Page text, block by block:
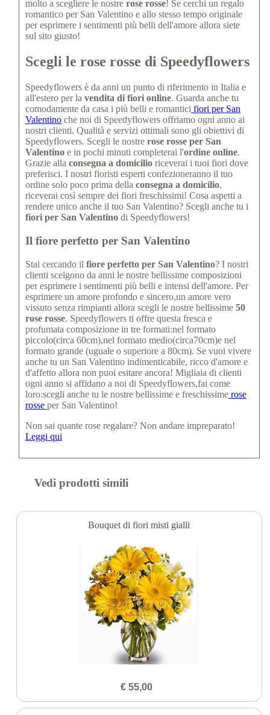
molto a scegliere le nostre rose rosse! Se cerchi un regalo
romantico per San Valentino e allo stesso tempo originale
per esprimere i sentimenti più belli dell'amore allora siete
sul sito giusto!
Scegli le rose rosse di Speedyflowers
Speedyflowers è da anni un punto di riferimento in Italia e
all'estero per la vendita di fiori online. Guarda anche tu
comodamente da casa i più belli e romantici fiori per San
Valentinoche noi di Speedyflowers offriamo ogni anno ai
nostri clienti. Qualità e servizi ottimali sono gli obiettivi di
Speedyflowers. Scegli le nostre rose rosse per San
Valentinoe in pochi minuti completerai l'ordine online.
Grazie alla consegna a domicilioriceverai i tuoi fiori dove
preferisci. I nostri fioristi esperti confezioneranno il tuo
ordine solo poco prima della consegna a domicilio,
riceverai così sempre dei fiori freschissimi! Cosa aspetti a
rendere unico anche il tuo San Valentino? Scegli anche tu i
fiori per San Valentinodi Speedyflowers!
Il fiore perfetto per San Valentino
Stai cercando il fiore perfetto per San Valentino? I nostri
clienti scelgono da anni le nostre bellissime composizioni
per esprimere i sentimenti più belli e intensi dell'amore. Per
esprimere un amore profondo e sincero,un amore vero
vissuto senza rimpianti allora scegli le nostre bellissime 50
rose rosse. Speedyflowers ti offre questa fresca e
profumata composizione in tre formati:nel formato
piccolo(circa 60cm),nel formato medio(circa70cm)e nel
formato grande (uguale o superiore a 80cm). Se vuoi vivere
anche tu un San Valentino indimenticabile, ricco d'amore e
d'affetto allora non puoi esitare ancora! Migliaia di clienti
ogni anno si affidano a noi di Speedyflowers,fai come
loro:scegli anche tu le nostre bellissime e freschissimerose
rosse per San Valentino!
Non sai quante rose regalare? Non andare impreparato!
Leggi qui
Vedi prodotti simili
Bouquet di fiori misti gialli
€ 55,00